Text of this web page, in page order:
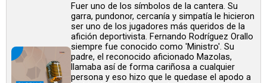
Fuer uno de los símbolos de la cantera. Su
garra, pundonor, cercanía y simpatía le hicieron
ser uno de los jugadores más queridos de la
afición deportivista. Fernando Rodríguez Orallo
siempre fue conocido como 'Ministro'. Su
padre, el reconocido aficionado Mazolas,
llamaba así de forma cariñosa a cualquier
persona y eso hizo que le quedase el apodo a